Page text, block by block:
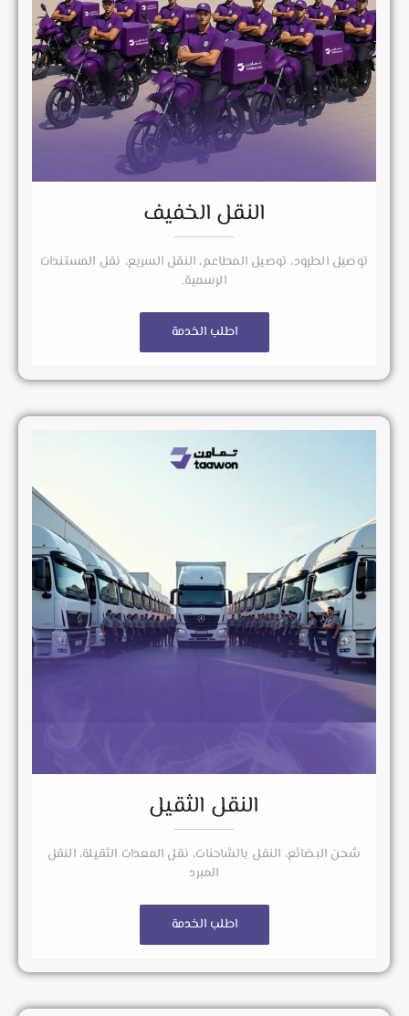
النقل الخفيف
توصيل الطرود، توصيل المطاعم، النقل السريع، نقل المستندات
الرسمية.
اطلب الخدمة
النقل الثقيل
شحن البضائع، النقل بالشاحنات، نقل المعدات الثقيلة، النقل
المبرد
اطلب الخدمة